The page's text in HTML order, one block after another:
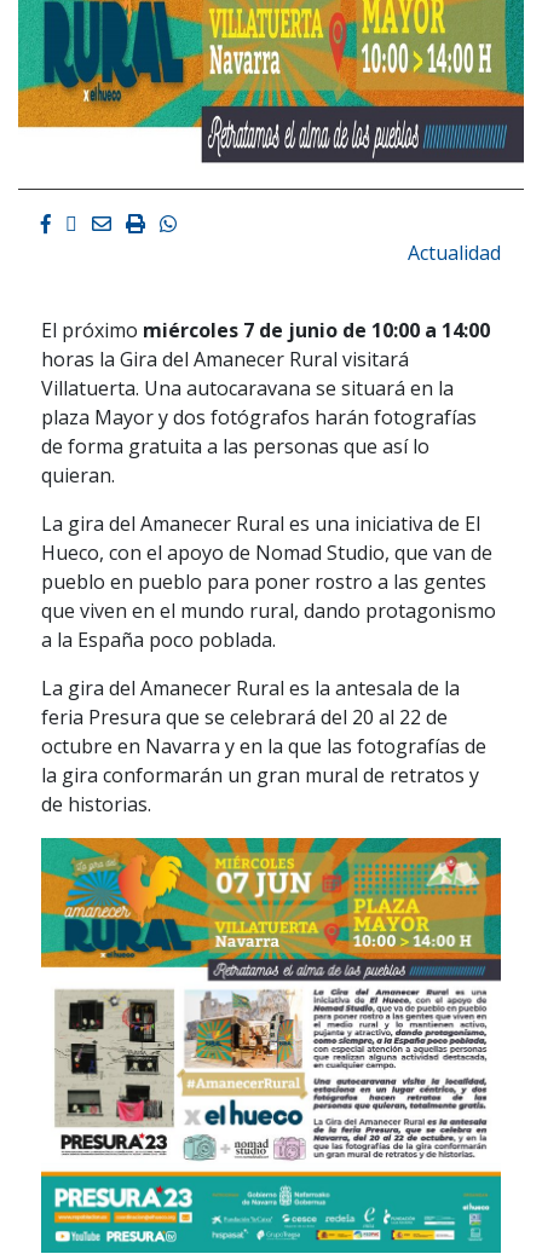
Facebook
Twitter
EmailImprimirWhatsapp
Actualidad
El próximo miércoles 7 de junio de 10:00 a 14:00
horas la Gira del Amanecer Rural visitará
Villatuerta. Una autocaravana se situará en la
plaza Mayor y dos fotógrafos harán fotografías
de forma gratuita a las personas que así lo
quieran.
La gira del Amanecer Rural es una iniciativa de El
Hueco, con el apoyo de Nomad Studio, que van de
pueblo en pueblo para poner rostro a las gentes
que viven en el mundo rural, dando protagonismo
a la España poco poblada.
La gira del Amanecer Rural es la antesala de la
feria Presura que se celebrará del 20 al 22 de
octubre en Navarra y en la que las fotografías de
la gira conformarán un gran mural de retratos y
de historias.